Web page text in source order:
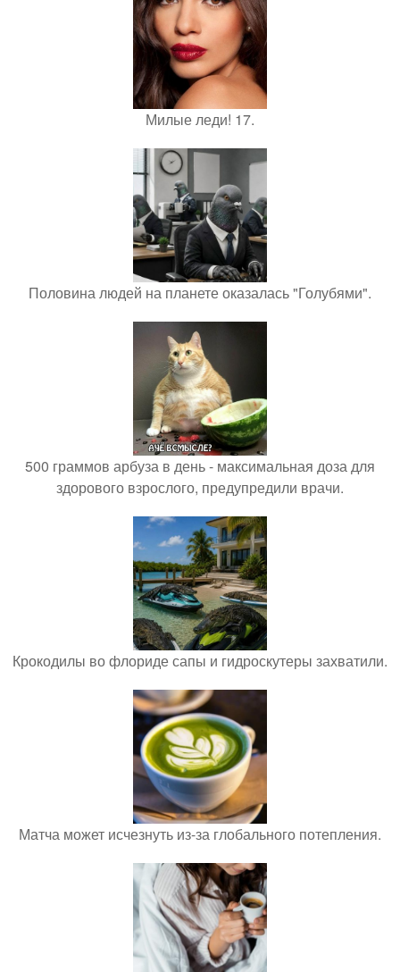
Милые леди! 17.
Половина людей на планете оказалась "Голубями".
500 граммов арбуза в день - максимальная доза для
здорового взрослого, предупредили врачи.
Крокодилы во флориде сапы и гидроскутеры захватили.
Матча может исчезнуть из-за глобального потепления.